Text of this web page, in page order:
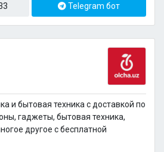
Telegram бот
и бытовая техника с доставкой по
гаджеты, бытовая техника,
другое с бесплатной